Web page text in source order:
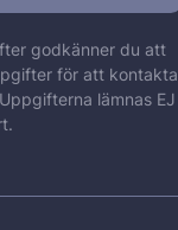
godkänner du att
för att kontakta
lämnas EJ